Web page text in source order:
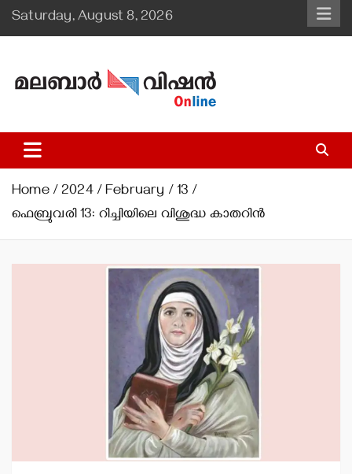
Skip
to
Saturday, August 8, 2026
Malabar Vision Online
Illuminating Diocesan News with Divine Clarity.
Home 2024 February
13
ഫെബ്രുവരി 13: റിച്ചിയിലെ വിശുദ്ധ കാതറിന്‍